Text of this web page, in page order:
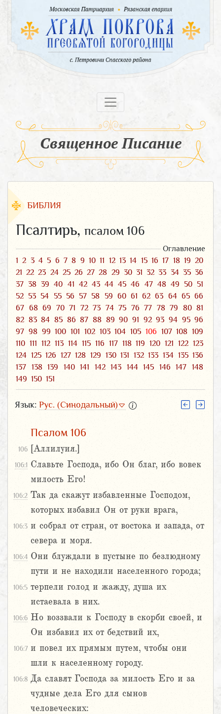
Священное Писание
БИБЛИЯ
Псалтирь, псалом 106
Оглавление
1 2 3 4 5 6 7 8 9 10 11 12 13 14 15 16 17 18 19 20
21 22 23 24 25 26 27 28 29 30 31 32 33 34 35 36
37 38 39 40 41 42 43 44 45 46 47 48 49 50 51
52 53 54 55 56 57 58 59 60 61 62 63 64 65 66
67 68 69 70 71 72 73 74 75 76 77 78 79 80 81
82 83 84 85 86 87 88 89 90 91 92 93 94 95 96
97 98 99 100 101 102 103 104 105 106 107 108 109
110 111 112 113 114 115 116 117 118 119 120 121 122 123
124 125 126 127 128 129 130 131 132 133 134 135 136
137
138 139 140 141 142 143 144 145 146 147
148
149 150 151
Язык: Рус. (Синодальный)
Псалом 106
106 [Аллилуия.]
106:1 Славьте Господа, ибо Он благ, ибо вовек
милость Его!
106:2 Так да скажут избавленные Господом,
которых избавил Он от руки врага,
106:3 и собрал от стран, от востока и запада, от
севера и моря.
106:4 Они блуждали в пустыне по безлюдному
пути и не находили населенного города;
106:5 терпели голод и жажду, душа их
истаевала в них.
106:6 Но воззвали к Господу в скорби своей, и
Он избавил их от бедствий их,
106:7 и повел их прямым путем, чтобы они
шли к населенному городу.
106:8 Да славят Господа за милость Его и за
чудные дела Его для сынов
человеческих: